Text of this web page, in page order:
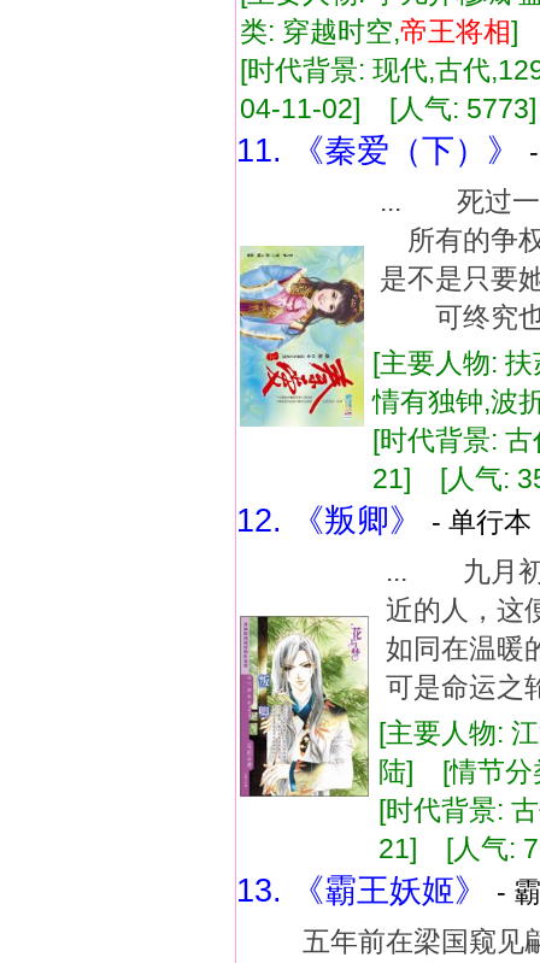
类: 穿越时空,帝王将相
[时代背景: 现代,古代
04-11-02] [人气:
11. 《秦爱（下）》
... 死过一
所有的争
是不是只要
可终究也
[主要人物:
情有独钟,
[时代背景:
21] [人气:
12. 《叛卿》
- 单行
... 九月初
近的人，
如同在温
可是命运之
[主要人物:
陆] [情节
[时代背景:
21] [人气:
13. 《霸王妖姬》
-
五年前在梁国窥见翩